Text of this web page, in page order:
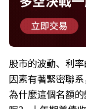
股市的波動、利
因素有著緊密聯系
為什麼這個名額